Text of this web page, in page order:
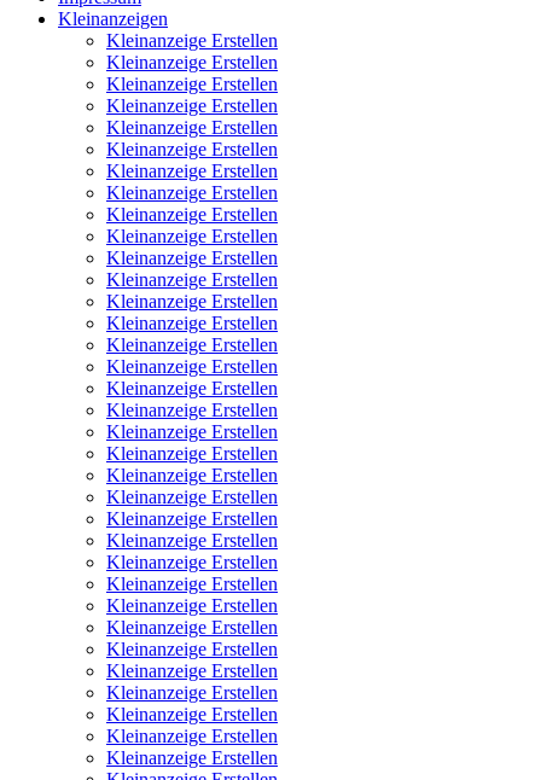
Kleinanzeigen
Kleinanzeige Erstellen
Kleinanzeige Erstellen
Kleinanzeige Erstellen
Kleinanzeige Erstellen
Kleinanzeige Erstellen
Kleinanzeige Erstellen
Kleinanzeige Erstellen
Kleinanzeige Erstellen
Kleinanzeige Erstellen
Kleinanzeige Erstellen
Kleinanzeige Erstellen
Kleinanzeige Erstellen
Kleinanzeige Erstellen
Kleinanzeige Erstellen
Kleinanzeige Erstellen
Kleinanzeige Erstellen
Kleinanzeige Erstellen
Kleinanzeige Erstellen
Kleinanzeige Erstellen
Kleinanzeige Erstellen
Kleinanzeige Erstellen
Kleinanzeige Erstellen
Kleinanzeige Erstellen
Kleinanzeige Erstellen
Kleinanzeige Erstellen
Kleinanzeige Erstellen
Kleinanzeige Erstellen
Kleinanzeige Erstellen
Kleinanzeige Erstellen
Kleinanzeige Erstellen
Kleinanzeige Erstellen
Kleinanzeige Erstellen
Kleinanzeige Erstellen
Kleinanzeige Erstellen